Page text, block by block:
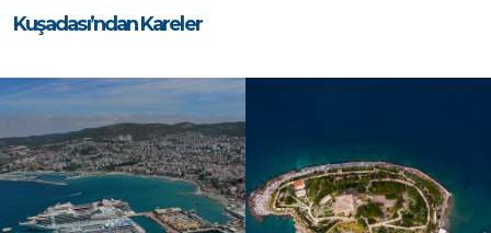
Kuşadası’ndan Kareler